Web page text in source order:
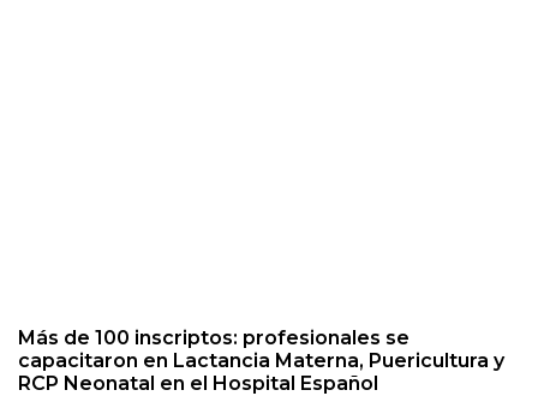
Más de 100 inscriptos: profesionales se
capacitaron en Lactancia Materna, Puericultura y
RCP Neonatal en el Hospital Español